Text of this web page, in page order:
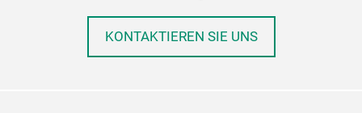
KONTAKTIEREN SIE UNS